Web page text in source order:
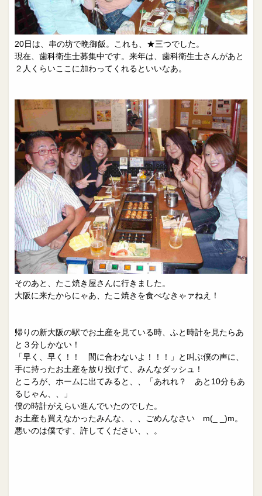
20日は、串の坊で晩御飯。これも、★三つでした。
現在、歯科衛生士募集中です。来年は、歯科衛生士さんがあと
２人くらいここに加わってくれるといいなあ。
そのあと、たこ焼き屋さんに行きました。
大阪に来たからにゃあ、たこ焼きを食べなきゃァねえ！
帰りの新大阪の駅でお土産を見ている時、ふと時計を見たらあ
と３分しかない！
「早く、早く！！ 間に合わないよ！！！」と叫ぶ僕の声に、
手に持ったお土産を放り投げて、みんなダッシュ！
ところが、ホームに出てみると、、「あれれ？ あと10分もあ
るじゃん、、」
僕の時計がえらい進んでいたのでした。
お土産も買えなかったみんな、、、ごめんなさい m(_ _)m。
悪いのは僕です、許してください、、。